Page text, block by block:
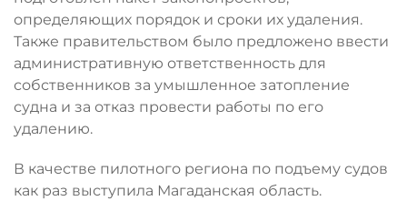
определяющих порядок и сроки их удаления.
Также правительством было предложено ввести
административную ответственность для
собственников за умышленное затопление
судна и за отказ провести работы по его
удалению.
В качестве пилотного региона по подъему судов
как раз выступила Магаданская область.